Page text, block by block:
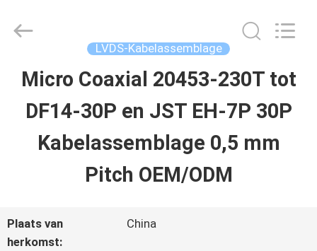
HUIS
PRODUCTEN
OVER
Media
Reserved.
LVDS-Kabelassemblage
Micro Coaxial 20453-230T tot
DF14-30P en JST EH-7P 30P
Kabelassemblage 0,5 mm
Pitch OEM/ODM
Plaats van
herkomst:
China